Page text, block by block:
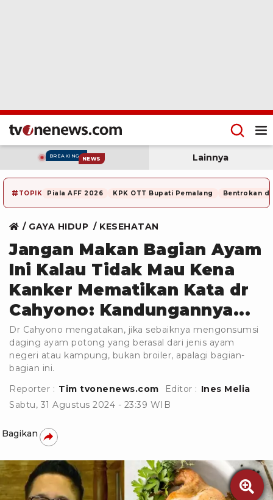
BREAKING NEWS Lainnya
# TOPIK Piala AFF 2026 KPK OTT Bupati Pemalang Bentrokan di
GAYA HIDUP KESEHATAN
Jangan Makan Bagian Ayam
Ini Kalau Tidak Mau Kena
Kanker Mematikan Kata dr
Cahyono: Kandungannya...
Dr Cahyono mengatakan, jika sebaiknya mengonsumsi
daging ayam potong yang berasal dari jenis ayam
negeri atau kampung, bukan broiler, apalagi bagian-
bagian ini.
Reporter : Tim tvonenews.com Editor : Ines Melia
Sabtu, 31 Agustus 2024 - 23:39 WIB
Bagikan
